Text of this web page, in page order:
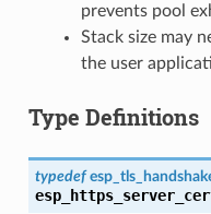
prevents pool
Stack size may
the user
Type Definitions
typedef